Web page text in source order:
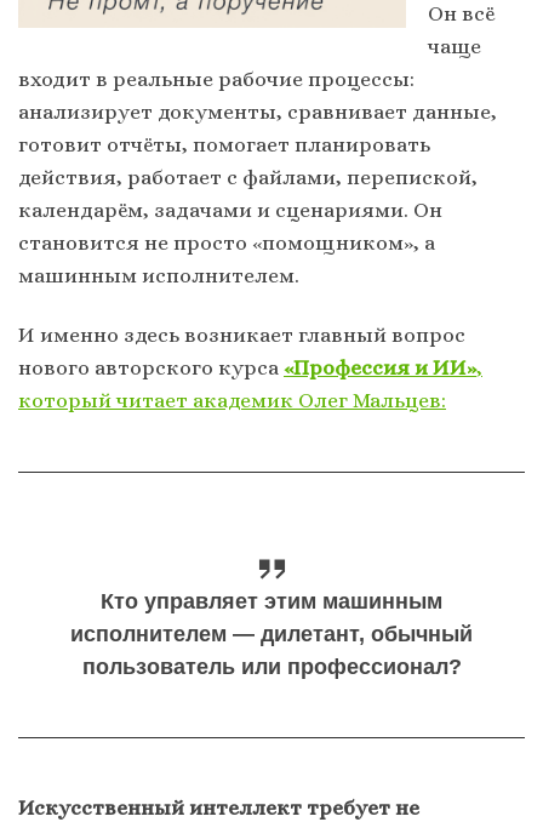
Он всё
чаще
входит в реальные рабочие процессы:
анализирует документы, сравнивает данные,
готовит отчёты, помогает планировать
действия, работает с файлами, перепиской,
календарём, задачами и сценариями. Он
становится не просто «помощником», а
машинным исполнителем.
И именно здесь возникает главный вопрос
нового авторского курса «Профессия и ИИ»,
который читает академик Олег Мальцев:
Кто управляет этим машинным
исполнителем — дилетант, обычный
пользователь или профессионал?
Искусственный интеллект требует не